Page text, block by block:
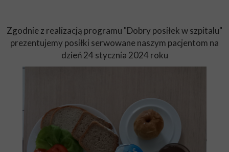
Zgodnie z realizacją programu "Dobry posiłek w szpitalu"
prezentujemy posiłki serwowane naszym pacjentom na
dzień 24 stycznia 2024 roku